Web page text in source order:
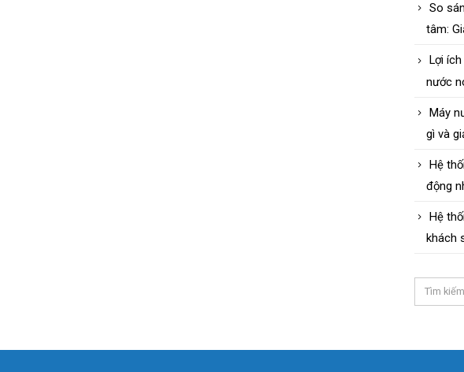
So
tâm:
Lợi
nước
Máy
gì và
Hệ
động
Hệ
khách